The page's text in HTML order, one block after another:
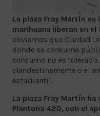
La plaza Fray Martín
marihuana liberan en el
obviamos que Ciudad
donde se consume
consumo no es
clandestinamente o al
estudiantil.
La plaza Fray Martín
Plantona 420, con el